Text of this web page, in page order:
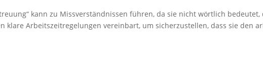
kann zu Missverständnissen führen, da sie nicht wörtlich
klare Arbeitszeit­regelungen vereinbart, um sicherzustellen, dass sie den